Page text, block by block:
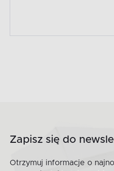
Zapisz się do
Otrzymuj informacje o